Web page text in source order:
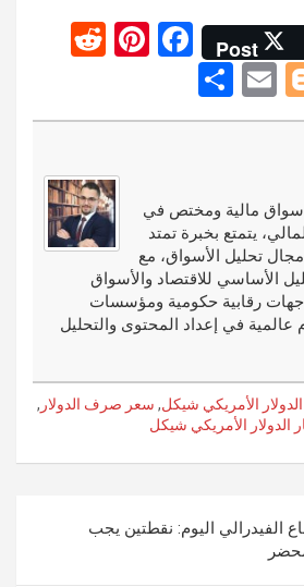
Post
F
ce
o
k
Pi
er
t
d
t
Bl
o
er
E
m
h
مالية ومختص في
يتمتع بخبرة تمتد
في مجال تحليل الأسواق، مع
الأساسي للاقتصاد والأسواق
جهات رقابية حكومية ومؤسسات
في إعداد المحتوى والتحليل
الدولار الأمريكي شيكل, سعر صرف الدولار ,
الدولار الأمريكي شيكل
الفيدرالي اليوم: نقطتين يجب